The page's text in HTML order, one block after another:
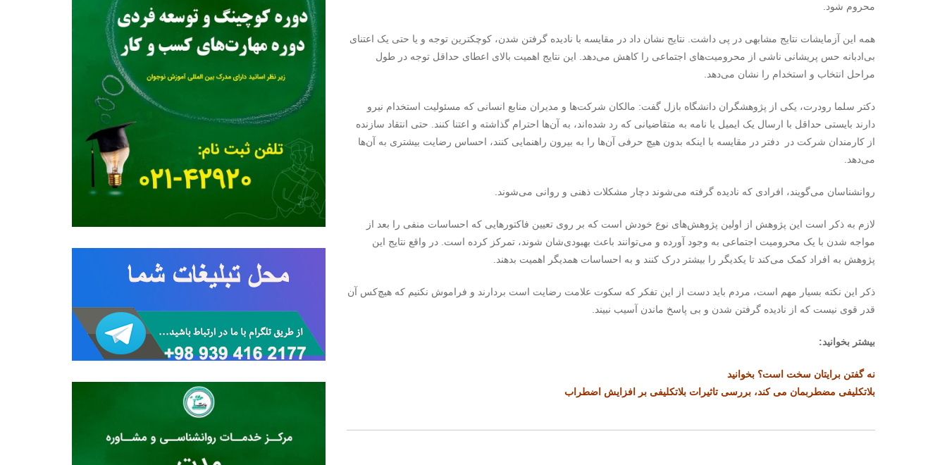
محروم شود.
همه این آزمایشات نتایج مشابهی در پی داشت. نتایج نشان داد در مقایسه با نادیده گرفتن شدن، کوچکترین توجه و یا حتی یک اعتنای
بی‌ادبانه حس پریشانی ناشی از محرومیت‌های اجتماعی را کاهش می‌دهد. این نتایج اهمیت بالای اعطای حداقل توجه در طول
مراحل انتخاب و استخدام را نشان می‌دهد.
دکتر سلما رودرت، یکی از پژوهشگران دانشگاه بازل گفت: مالکان شرکت‌ها و مدیران منابع انسانی که مسئولیت استخدام نیرو
دارند بایستی حداقل با ارسال یک ایمیل یا نامه به متقاضیانی که رد شده‌اند، به آن‌ها احترام گذاشته و اعتنا کنند. حتی انتقاد سازنده
از کارمندان شرکت در دفتر در مقایسه با اینکه بدون هیچ حرفی آن‌ها را به بیرون‌ راهنمایی کنند، احساس رضایت بیشتری به آن‌ها
می‌دهد.
روانشناسان می‌گویند، افرادی که نادیده گرفته می‌شوند دچار مشکلات ذهنی و روانی می‌شوند.
لازم به ذکر است این پژوهش از اولین پژوهش‌های نوع خودش است که بر روی تعیین فاکتورهایی که احساسات منفی را بعد از
مواجه شدن با یک محرومیت اجتماعی به وجود آورده و می‌توانند باعث بهبودی‌شان شوند، تمرکز کرده است. در واقع نتایج این
پژوهش به افراد کمک می‌کند تا یکدیگر را بیشتر درک کنند و به احساسات همدیگر اهمیت بدهند.
ذکر این نکته بسیار مهم است، مردم باید دست از این تفکر که سکوت علامت رضایت است بردارند و فراموش نکنیم که هیچ‌کس آن
قدر قوی نیست که از نادیده گرفتن شدن و بی پاسخ ماندن آسیب نبیند.
بیشتر بخوانید:
نه گفتن برایتان سخت است؟ بخوانید
بلاتکلیفی مضطربمان می کند، بررسی تاثیرات بلاتکلیفی بر افزایش اضطراب